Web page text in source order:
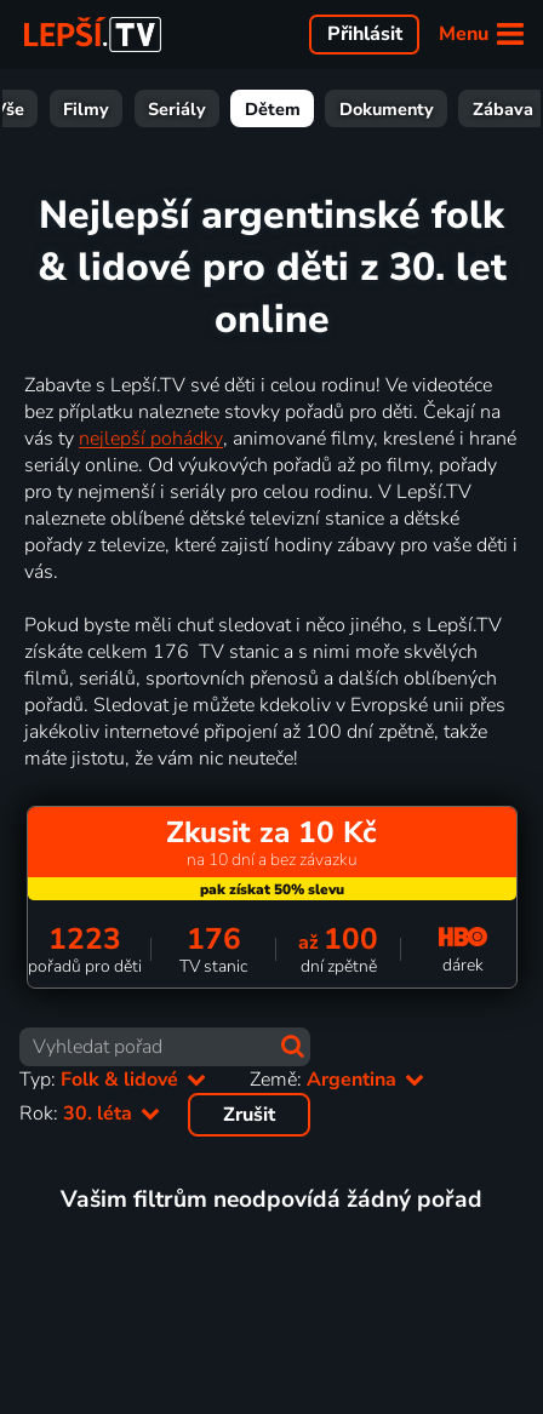
Menu
Přihlásit
Filmy Seriály Dětem Dokumenty Zábava
Nejlepší argentinské folk
& lidové pro děti z 30. let
online
Zabavte s Lepší.TV své děti i celou rodinu! Ve videotéce
bez příplatku naleznete stovky pořadů pro děti. Čekají na
vás ty nejlepší pohádky, animované filmy, kreslené i hrané
seriály online. Od výukových pořadů až po filmy, pořady
pro ty nejmenší i seriály pro celou rodinu. V Lepší.TV
naleznete oblíbené dětské televizní stanice a dětské
pořady z televize, které zajistí hodiny zábavy pro vaše děti i
vás.
Pokud byste měli chuť sledovat i něco jiného, s Lepší.TV
získáte celkem 176 TV stanic a s nimi moře skvělých
filmů, seriálů, sportovních přenosů a dalších oblíbených
pořadů. Sledovat je můžete kdekoliv v Evropské unii přes
jakékoliv internetové připojení až 100 dní zpětně, takže
máte jistotu, že vám nic neuteče!
Zkusit za 10 Kč
na 10 dní a bez závazku
1223
pořadů pro děti
176
TV stanic
až 100
dní zpětně dárek
Typ: Folk & lidové Země:Argentina
Rok: 30. léta Zrušit
Vašim filtrům neodpovídá žádný pořad